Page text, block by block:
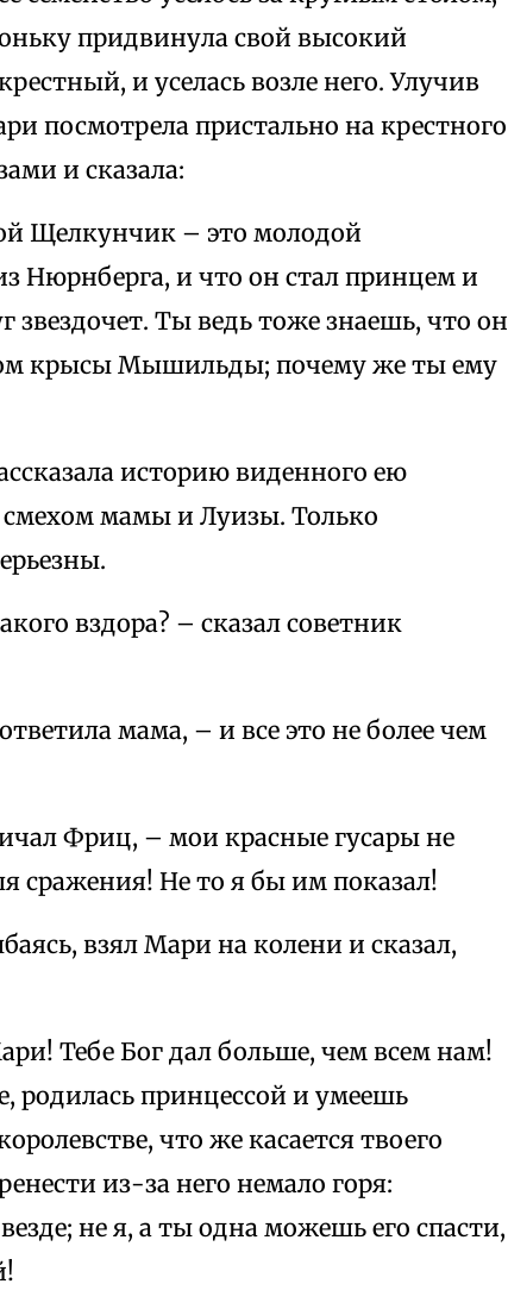
придвинула свой высокий
и уселась возле него. Улучив
посмотрела пристально на крестного
и сказала:
Щелкунчик – это молодой
Нюрнберга, и что он стал принцем и
звездочет. Ты ведь тоже знаешь, что он
крысы Мышильды; почему же ты ему
историю виденного ею
мамы и Луизы. Только
вздора? – сказал советник
мама, – и все это не более чем
Фриц, – мои красные гусары не
сражения! Не то я бы им показал!
взял Мари на колени и сказал,
Тебе Бог дал больше, чем всем нам!
родилась принцессой и умеешь
что же касается твоего
из-за него немало горя:
не я, а ты одна можешь его спасти,